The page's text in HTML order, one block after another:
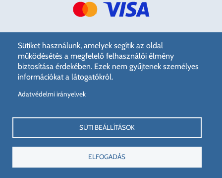
© 2026 Erdélyi Múzeum Egyesület, All rights reserved.
Adatkezelési irányelvek
Elérhetőségek
Sütiket használunk, amelyek segítik az oldal
működésétés a megfelelő felhasználói élmény
biztosítása érdekében. Ezek nem gyűjtenek személyes
információkat a látogatókról.
Adatvédelmi irányelvek
SÜTI BEÁLLÍTÁSOK
ELFOGADÁS